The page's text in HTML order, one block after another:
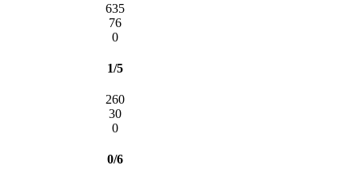
635
76
0
1/5
260
30
0
0/6